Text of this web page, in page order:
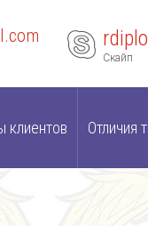
Скайп
клиентов Отличия